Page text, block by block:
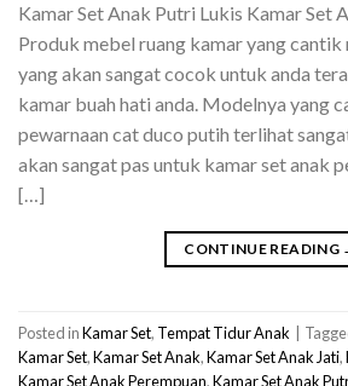
Kamar Set Anak Putri Lukis Kamar Set
Produk mebel ruang kamar yang
yang akan sangat cocok untuk anda
kamar buah hati anda. Modelnya yang
pewarnaan cat duco putih terlihat
akan sangat pas untuk kamar set anak
[…]
CONTINUE READING
Posted inKamar Set, Tempat Tidur Anak
Kamar Set,Kamar Set Anak,Kamar Set Anak Jati,
Kamar Set Anak Perempuan,Kamar Set Anak